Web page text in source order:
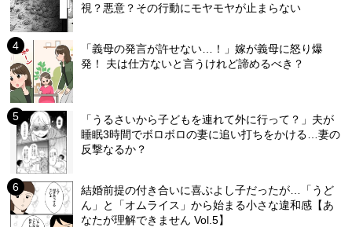
視？悪意？その行動にモヤモヤが止まらない
「義母の発言が許せない…！」嫁が義母に怒り爆
発！ 夫は仕方ないと言うけれど諦めるべき？
「うるさいから子どもを連れて外に行って？」夫が
睡眠3時間でボロボロの妻に追い打ちをかける…妻の
反撃なるか？
結婚前提の付き合いに喜ぶよし子だったが…「うど
ん」と「オムライス」から始まる小さな違和感【あ
なたが理解できません Vol.5】